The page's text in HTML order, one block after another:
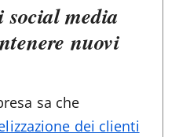
social media
nuovi
sa che
dei clienti